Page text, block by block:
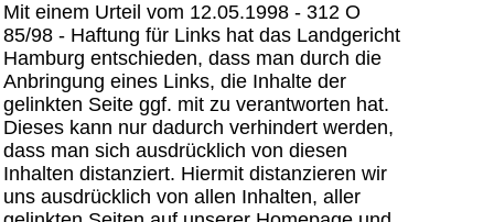
Mit einem Urteil vom 12.05.1998 - 312 O
85/98 - Haftung für Links hat das Landgericht
Hamburg entschieden, dass man durch die
Anbringung eines Links, die Inhalte der
gelinkten Seite ggf. mit zu verantworten hat.
Dieses kann nur dadurch verhindert werden,
dass man sich ausdrücklich von diesen
Inhalten distanziert. Hiermit distanzieren wir
uns ausdrücklich von allen Inhalten, aller